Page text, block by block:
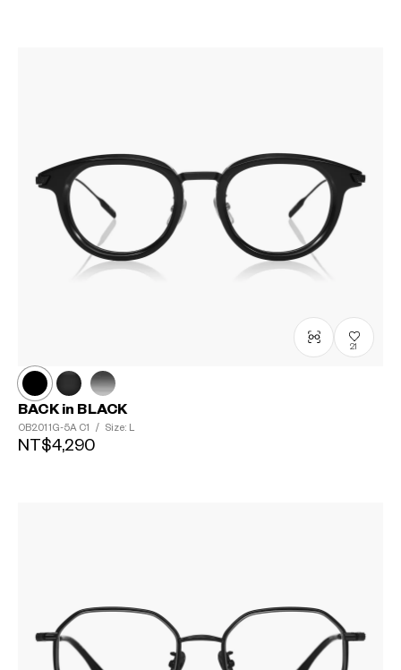
21
BACK in BLACK
OB2011G-5A C1 / Size: L
NT$4,290